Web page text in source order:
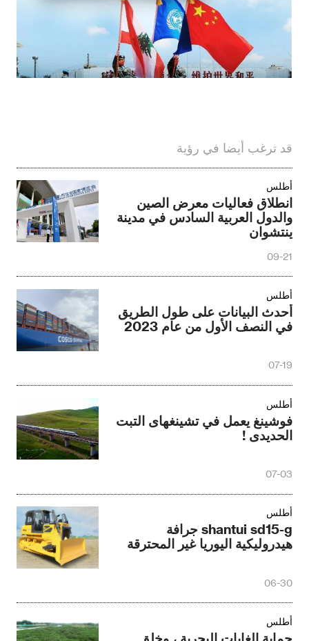
قد ترغب أيضا في رؤية
أطلس
انطلاق فعاليات معرض الصين
والدول العربية السادس في مدينة
ينتشوان
09-21
أطلس
أحدث البيانات على طول الطريق
في النصف الأول من عام 2023
07-19
أطلس
فوشينغ يعمل في تشينغهاى التبت
الحديدى !
07-03
أطلس
shantui sd15-g جرافة
هيدروليكية اليوريا غير المحترقة
06-30
أطلس
حماية الغابات البحرية ، وخلق